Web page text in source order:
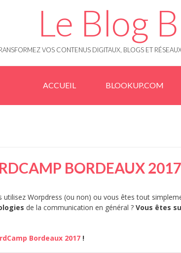
Le Blog
VOS CONTENUS DIGITAUX, BLOGS ET
ACCUEIL BLOOKUP.COM
BORDEAUX 2017
utilisez Worpdress (ou non) ou vous êtes tout
de la communication en général ? Vous êtes
Bordeaux 2017 !